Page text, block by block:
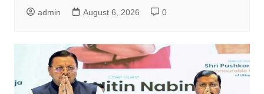
admin August 6, 2026 0